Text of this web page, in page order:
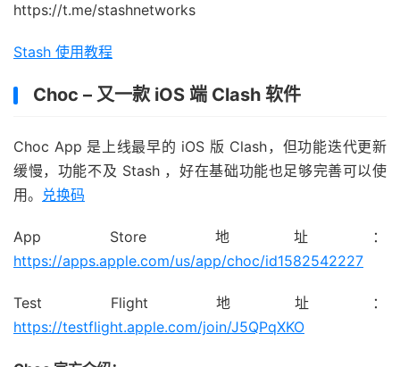
https://t.me/stashnetworks
Stash 使用教程
Choc – 又一款 iOS 端 Clash 软件
Choc App 是上线最早的 iOS 版 Clash，但功能迭代更新
缓慢，功能不及 Stash ，好在基础功能也足够完善可以使
用。 兑换码
App Store 地址：
https://apps.apple.com/us/app/choc/id1582542227
Test Flight 地址：
https://testflight.apple.com/join/J5QPqXKO